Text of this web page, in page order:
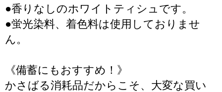
●香りなしのホワイトティシュです。
●蛍光染料、着色料は使用しておりませ
ん。
《備蓄にもおすすめ！》
かさばる消耗品だからこそ、大変な買い